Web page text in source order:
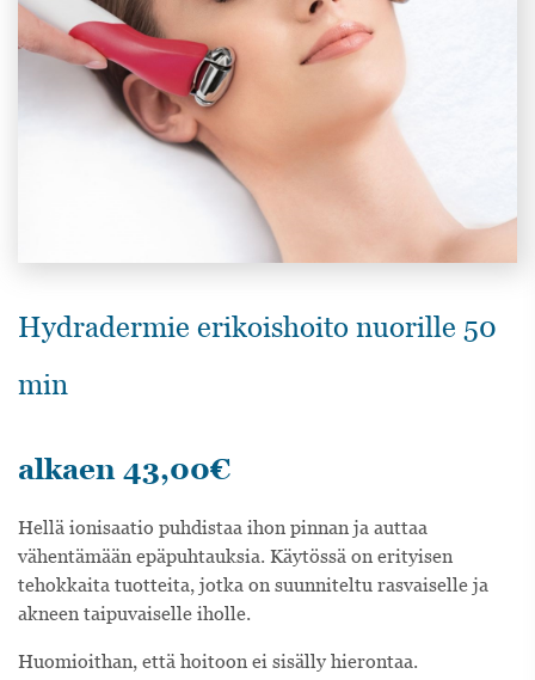
Hydradermie erikoishoito nuorille 50
min
alkaen 43,00€
Hellä ionisaatio puhdistaa ihon pinnan ja auttaa
vähentämään epäpuhtauksia. Käytössä on erityisen
tehokkaita tuotteita, jotka on suunniteltu rasvaiselle ja
akneen taipuvaiselle iholle.
Huomioithan, että hoitoon ei sisälly hierontaa.